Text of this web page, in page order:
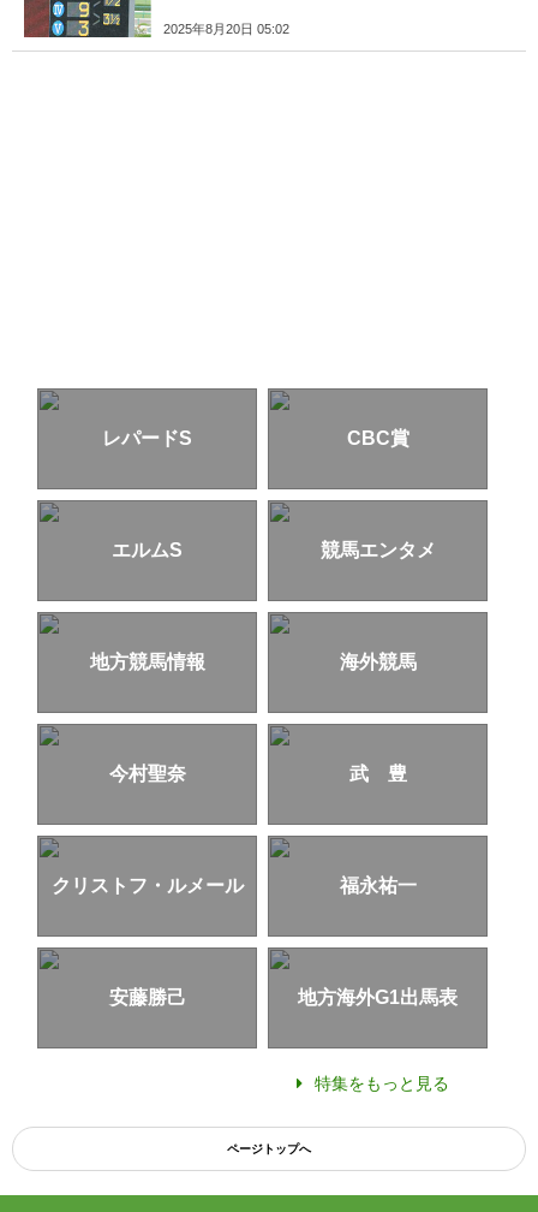
2025年8月20日 05:02
レパードS CBC賞
エルムS 競馬エンタメ
地方競馬情報 海外競馬
今村聖奈 武 豊
クリストフ・ルメール 福永祐一
安藤勝己 地方海外G1出馬表
特集をもっと見る
ページトップへ